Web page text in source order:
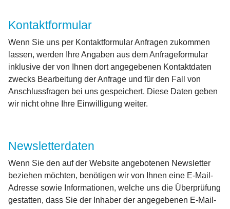
Kontaktformular
Wenn Sie uns per Kontaktformular Anfragen zukommen
lassen, werden Ihre Angaben aus dem Anfrageformular
inklusive der von Ihnen dort angegebenen Kontaktdaten
zwecks Bearbeitung der Anfrage und für den Fall von
Anschlussfragen bei uns gespeichert. Diese Daten geben
wir nicht ohne Ihre Einwilligung weiter.
Newsletterdaten
Wenn Sie den auf der Website angebotenen Newsletter
beziehen möchten, benötigen wir von Ihnen eine E-Mail-
Adresse sowie Informationen, welche uns die Überprüfung
gestatten, dass Sie der Inhaber der angegebenen E-Mail-